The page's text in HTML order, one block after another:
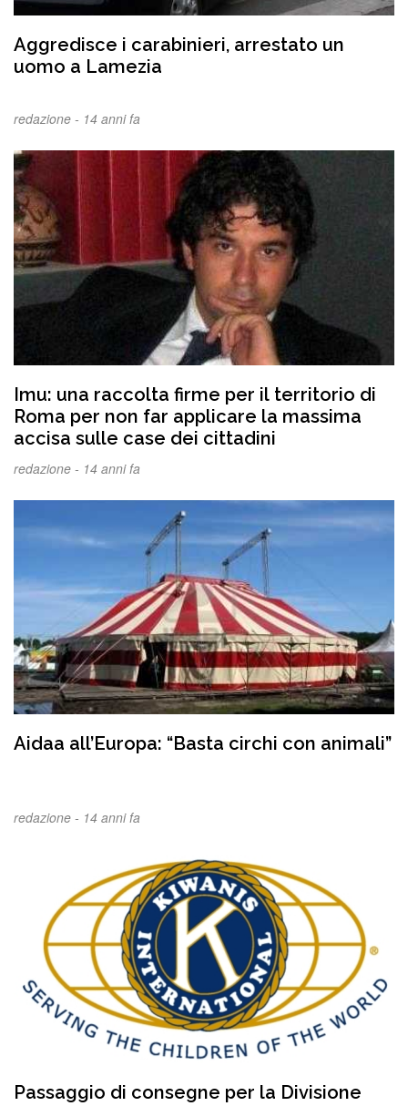
Aggredisce i carabinieri, arrestato un
uomo a Lamezia
redazione - 14 anni fa
Imu: una raccolta firme per il territorio di
Roma per non far applicare la massima
accisa sulle case dei cittadini
redazione - 14 anni fa
Aidaa all’Europa: “Basta circhi con animali”
redazione - 14 anni fa
Passaggio di consegne per la Divisione